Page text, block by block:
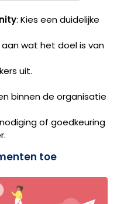
: Kies een duidelijke
wat het doel is van
uit.
binnen de organisatie
of goedkeuring
toe